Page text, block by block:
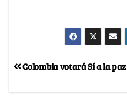
Colombia votará Sí a la paz